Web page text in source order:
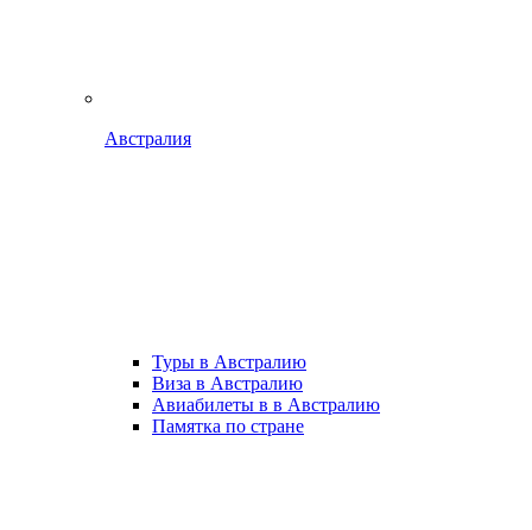
Австралия
Туры в Австралию
Виза в Австралию
Авиабилеты в в Австралию
Памятка по стране